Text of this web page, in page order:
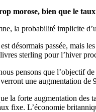
morose, bien que le
la probabilité implicite
désormais passée, mais
sterling pour l’hiver
pensons que l’objectif
une augmentation
la forte augmentation des
fixe. L’économie